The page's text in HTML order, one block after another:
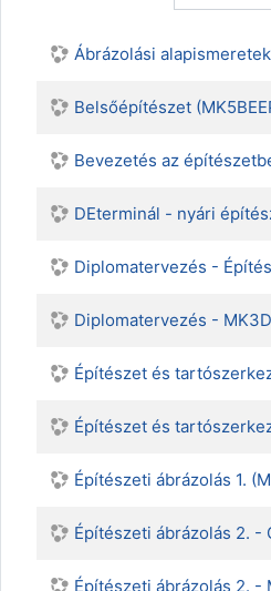
Ábrázolási
Belsőépítészet
Bevezetés az
DEterminál - nyári
Diplomatervezés -
Diplomatervezés -
Építészet és
Építészet és
Építészeti ábrázolás 1.
Építészeti ábrázolás 2. -
Építészeti ábrázolás 2. -